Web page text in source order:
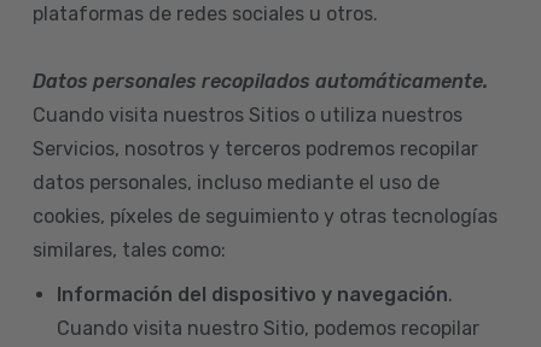
plataformas de redes sociales u otros.
Datos personales recopilados automáticamente.
Cuando visita nuestros Sitios o utiliza nuestros
Servicios, nosotros y terceros podremos recopilar
datos personales, incluso mediante el uso de
cookies, píxeles de seguimiento y otras tecnologías
similares, tales como:
Información del dispositivo y navegación.
Cuando visita nuestro Sitio, podemos recopilar